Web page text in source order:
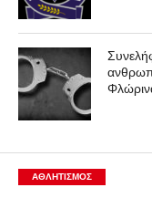
ΑΘΛΗΤΙΣΜΌΣ